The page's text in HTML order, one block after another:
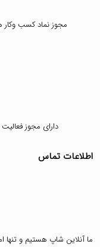
مجوز نماد کسب
دارای مجوز
اطلاعات تماس
ما آنلاین شاپ هستیم و